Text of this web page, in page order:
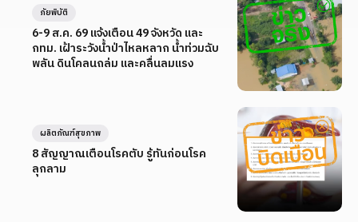
6-9 ส.ค. 69 แจ้งเตือน 49 จังหวัด และ
กทม. เฝ้าระวังน้ำป่าไหลหลาก น้ำท่วมฉับ
พลัน ดินโคลนถล่ม และคลื่นลมแรง
ภัยพิบัติ
8 สัญญาณเตือนโรคตับ รู้ทันก่อนโรค
ลุกลาม
ผลิตภัณฑ์สุขภาพ